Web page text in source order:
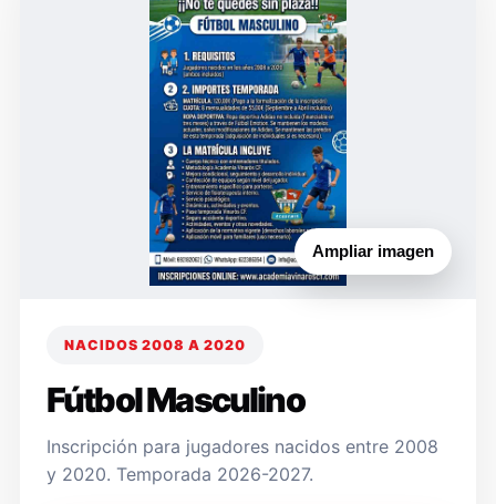
Ampliar imagen
NACIDOS 2008 A 2020
Fútbol Masculino
Inscripción para jugadores nacidos entre 2008
y 2020. Temporada 2026-2027.